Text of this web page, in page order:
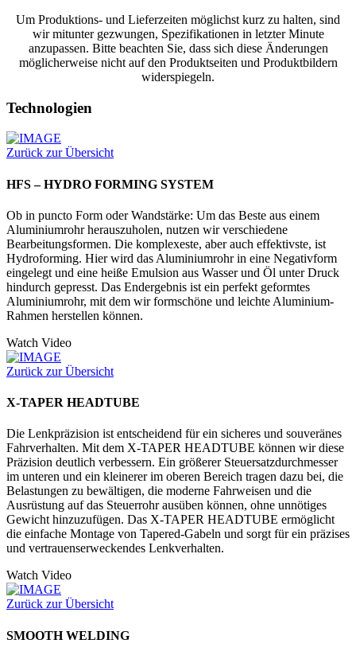
Um Produktions- und Lieferzeiten möglichst kurz zu halten, sind
wir mitunter gezwungen, Spezifikationen in letzter Minute
anzupassen. Bitte beachten Sie, dass sich diese Änderungen
möglicherweise nicht auf den Produktseiten und Produktbildern
widerspiegeln.
Technologien
Zurück zur Übersicht
HFS – HYDRO FORMING SYSTEM
Ob in puncto Form oder Wandstärke: Um das Beste aus einem
Aluminiumrohr herauszuholen, nutzen wir verschiedene
Bearbeitungsformen. Die komplexeste, aber auch effektivste, ist
Hydroforming. Hier wird das Aluminiumrohr in eine Negativform
eingelegt und eine heiße Emulsion aus Wasser und Öl unter Druck
hindurch gepresst. Das Endergebnis ist ein perfekt geformtes
Aluminiumrohr, mit dem wir formschöne und leichte Aluminium-
Rahmen herstellen können.
Watch Video
Zurück zur Übersicht
X-TAPER HEADTUBE
Die Lenkpräzision ist entscheidend für ein sicheres und souveränes
Fahrverhalten. Mit dem X-TAPER HEADTUBE können wir diese
Präzision deutlich verbessern. Ein größerer Steuersatzdurchmesser
im unteren und ein kleinerer im oberen Bereich tragen dazu bei, die
Belastungen zu bewältigen, die moderne Fahrweisen und die
Ausrüstung auf das Steuerrohr ausüben können, ohne unnötiges
Gewicht hinzuzufügen. Das X-TAPER HEADTUBE ermöglicht
die einfache Montage von Tapered-Gabeln und sorgt für ein präzises
und vertrauenserweckendes Lenkverhalten.
Watch Video
Zurück zur Übersicht
SMOOTH WELDING